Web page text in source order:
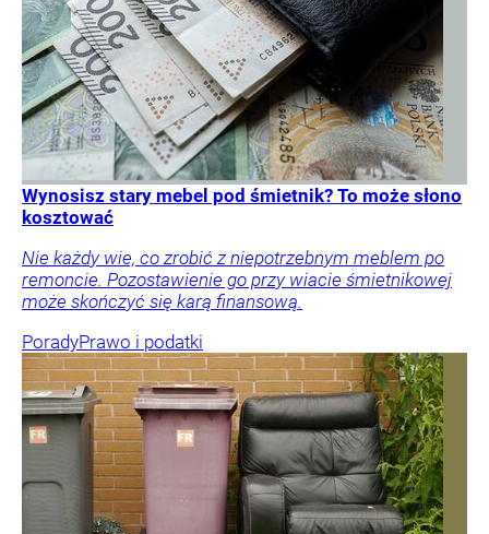
Wynosisz stary mebel pod śmietnik? To może słono
kosztować
Nie każdy wie, co zrobić z niepotrzebnym meblem po
remoncie. Pozostawienie go przy wiacie śmietnikowej
może skończyć się karą finansową.
PoradyPrawo i podatki